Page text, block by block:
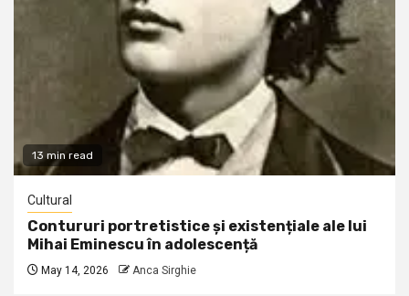
13 min read
Cultural
Contururi portretistice și existențiale ale lui
Mihai Eminescu în adolescență
May 14, 2026 Anca Sirghie